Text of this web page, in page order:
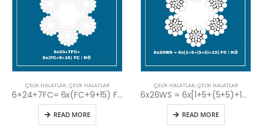
ÇELIK HALATLAR,ÇELIK HALATLAR
6×24+7FC= 6x(FC+9+15) FC / KÖ
READ MORE
ÇELIK HALATLAR,ÇELIK HALATLAR
6x26WS = 6x[1+5+(5+5)+10] FC / KÖ
READ MORE